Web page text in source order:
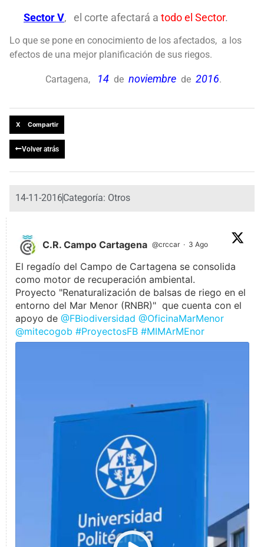
Sector V, el corte afectará a todo el Sector.
Lo que se pone en conocimiento de los afectados, a los
efectos de una mejor planificación de sus riegos.
Cartagena, 14de noviembrede 2016.
X Compartir
Volver atrás
14-11-2016Categoría: Otros
C.R. Campo Cartagena @crccar · 3 Ago
El regadío del Campo de Cartagena se consolida
como motor de recuperación ambiental.
Proyecto "Renaturalización de balsas de riego en el
entorno del Mar Menor (RNBR)" que cuenta con el
apoyo de @FBiodiversidad @OficinaMarMenor
@mitecogob #ProyectosFB #MIMArMEnor